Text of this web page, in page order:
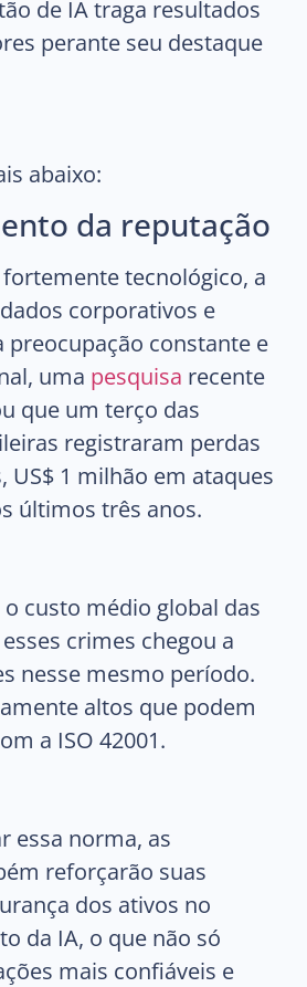
de IA traga resultados
perante seu destaque
abaixo:
da reputação
tecnológico, a
corporativos e
preocupação constante e
uma pesquisa recente
que um terço das
registraram perdas
US$ 1 milhão em ataques
últimos três anos.
custo médio global das
crimes chegou a
nesse mesmo período.
altos que podem
a ISO 42001.
essa norma, as
reforçarão suas
dos ativos no
da IA, o que não só
mais confiáveis e